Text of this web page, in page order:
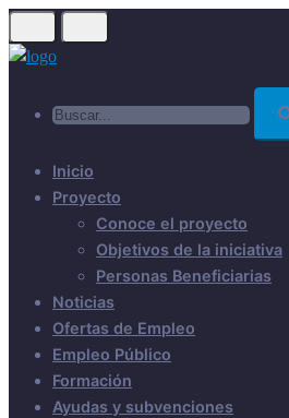
Skip
to
Inicio
Proyecto
Conoce el proyecto
Objetivos de la iniciativa
Personas Beneficiarias
Noticias
Ofertas de Empleo
Empleo Público
Formación
Ayudas y subvenciones